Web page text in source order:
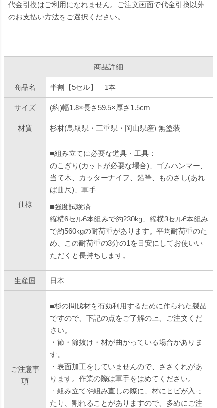
代金引換はご利用になれません。ご注文画面で代金引換以外
のお支払い方法をご選択ください。
商品詳細
商品名 半割【5セル】 1本
サイズ (約)幅1.8×長さ59.5×厚さ1.5cm
材質 杉材(鳥取県・三重県・岡山県産) 無塗装
仕様
■組み立てに必要な道具・工具：
のこぎり(カットが必要な場合)、ゴムハンマー、
当て木、カッターナイフ、鉛筆、ものさし(あれ
ば曲尺)、軍手
■強度試験済
縦横6セル6本組みで約230kg、縦横3セル6本組み
で約560kgの耐荷重があります。平均耐荷重のた
め、この耐荷重の3分の1を目安にしてお使いい
ただくと長持ちします。
生産国 日本
ご注意事
項
■杉の間伐材を有効利用するために作られた製品
ですので、下記の点をご了解の上、ご注文くだ
さい。
・節・節抜け・材が曲がっている場合がありま
す。
・表面加工をしていませんので、ささくれがあ
ります。作業の際は軍手をはめてください。
・組み立てや組み直しの際に、材にヒビが入っ
たり、割れることがありますので、多めにご注